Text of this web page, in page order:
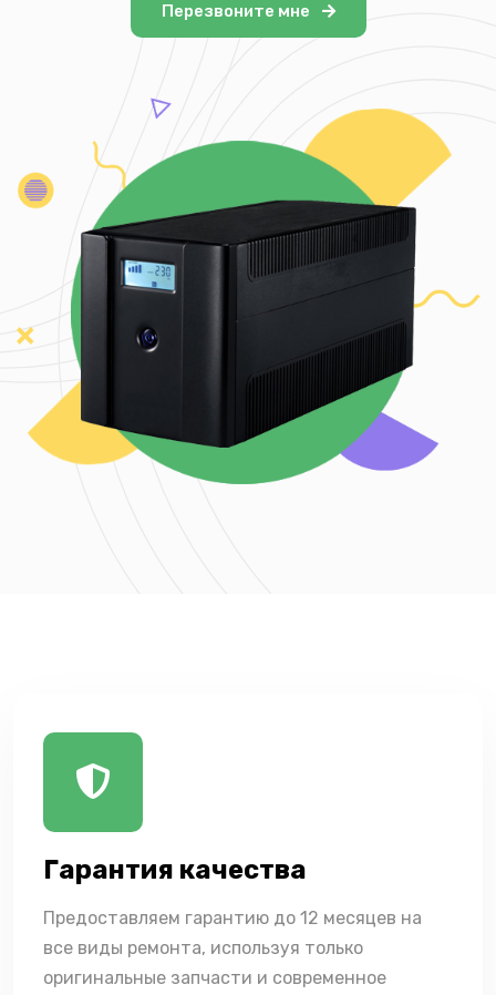
Перезвоните мне
Гарантия качества
Предоставляем гарантию до 12 месяцев на
все виды ремонта, используя только
оригинальные запчасти и современное